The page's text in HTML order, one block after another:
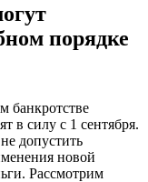
порядке
банкротстве
в силу с 1 сентября.
допустить
новой
Рассмотрим